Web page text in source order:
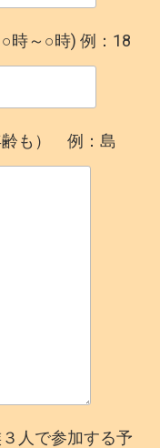
時～○時) 例：18
齢も） 例：島
人で参加する予